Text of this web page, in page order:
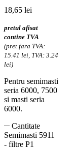
18,65 lei
pretul afisat
contine TVA
(pret fara TVA:
15.41 lei, TVA: 3.24
lei)
Pentru semimasti
seria 6000, 7500
si masti seria
6000.
Cantitate
Semimasti 5911
- filtre P1